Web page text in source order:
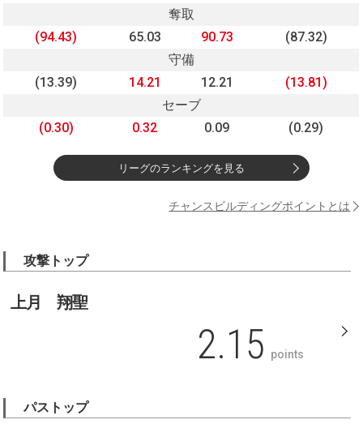
奪取
(94.43)
65.03 90.73
(87.32)
守備
(13.39)
14.21 12.21
(13.81)
セーブ
(0.30)
0.32 0.09 (0.29)
リーグのランキングを見る
チャンスビルディングポイントとは
攻撃トップ
上月 翔聖
2.15 points
パストップ